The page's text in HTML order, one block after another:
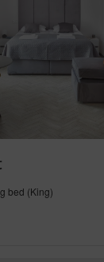
bed (King)